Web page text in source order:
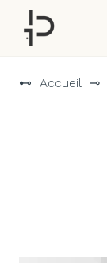
⊷ Accueil ⊸